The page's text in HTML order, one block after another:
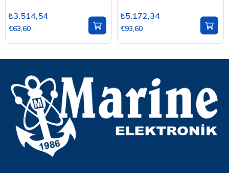
₺3.514,54
€63,60
₺5.172,34
€93,60